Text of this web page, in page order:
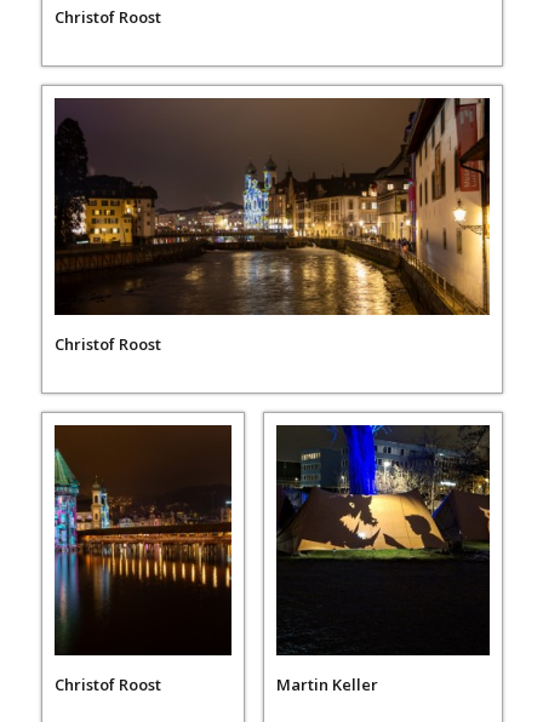
Christof Roost
Christof Roost
Christof Roost Martin Keller